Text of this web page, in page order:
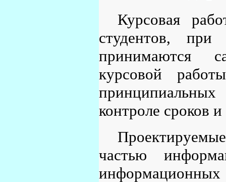
Курсовая
студентов,
принимаются
курсовой
контроле сроков
частью